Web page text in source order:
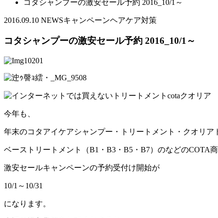
コタシャンプーの激安セール予約 2016_10/1～
2016.09.10 NEWSキャンペーンヘアケア対策
コタシャンプーの激安セール予約 2016_10/1～
今年も、
年末のコタアイケアシャンプー・トリートメント・クオリア
ベーストリートメント（B1・B3・B5・B7）のなどのCOTA
激安セールキャンペーンの予約受付け開始が
10/1～10/31
になります。